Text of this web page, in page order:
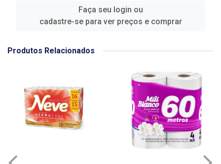
Faça seu login ou
cadastre-se para ver preços e comprar
Produtos Relacionados